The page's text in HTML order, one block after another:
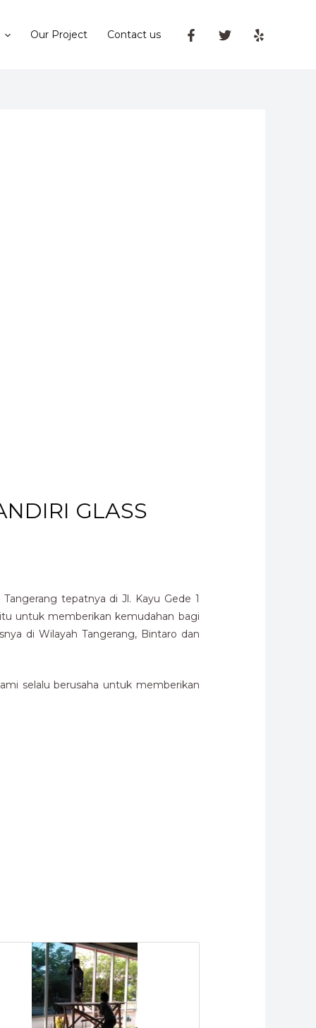
Our Project Contact us
GLASS
tepatnya di Jl. Kayu Gede 1
untuk memberikan kemudahan bagi
di Wilayah Tangerang, Bintaro dan
selalu berusaha untuk memberikan